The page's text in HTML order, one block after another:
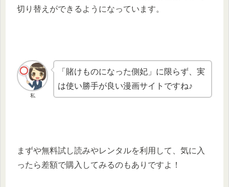
切り替えができるようになっています。
私
「賭けものになった側妃」に限らず、実
は使い勝手が良い漫画サイトですね♪
まずや無料試し読みやレンタルを利用して、気に入
ったら差額で購入してみるのもありですよ！